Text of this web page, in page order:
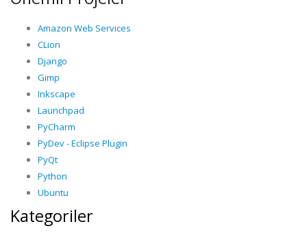
Amazon Web Services
CLion
Django
Gimp
Inkscape
Launchpad
PyCharm
PyDev - Eclipse Plugin
PyQt
Python
Ubuntu
Kategoriler